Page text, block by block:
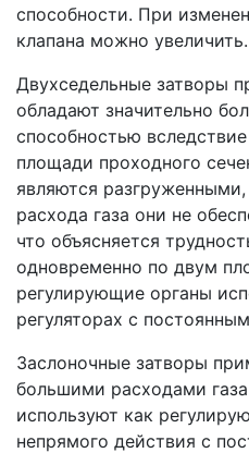
способности. При
клапана можно увеличить.
Двухседельные затворы
обладают значительно
способностью
площади проходного
являются
расхода газа они не
что объясняется
одновременно по двум
регулирующие органы
регуляторах с
Заслоночные затворы
большими расходами
используют как
непрямого действия с